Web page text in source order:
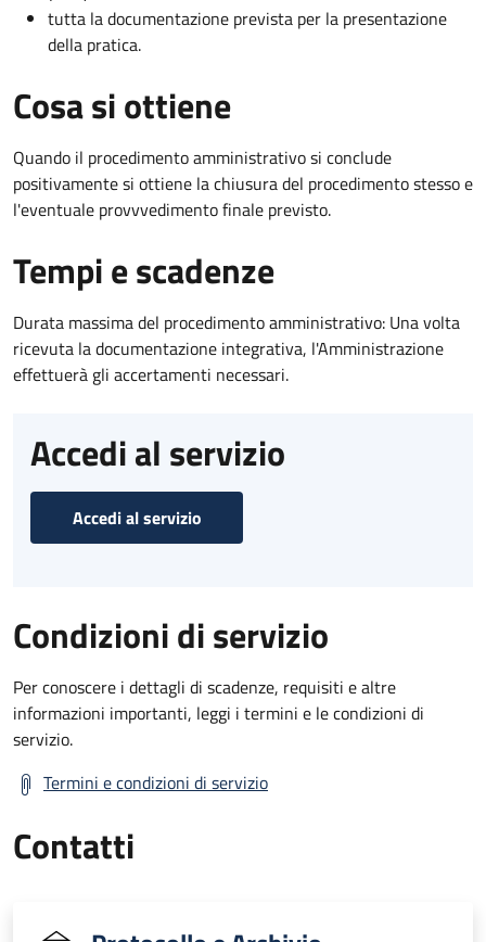
tutta la documentazione prevista per la presentazione
della pratica.
Cosa si ottiene
Quando il procedimento amministrativo si conclude
positivamente si ottiene la chiusura del procedimento stesso e
l'eventuale provvvedimento finale previsto.
Tempi e scadenze
Durata massima del procedimento amministrativo: Una volta
ricevuta la documentazione integrativa, l'Amministrazione
effettuerà gli accertamenti necessari.
Accedi al servizio
Accedi al servizio
Condizioni di servizio
Per conoscere i dettagli di scadenze, requisiti e altre
informazioni importanti, leggi i termini e le condizioni di
servizio.
Termini e condizioni di servizio
Contatti